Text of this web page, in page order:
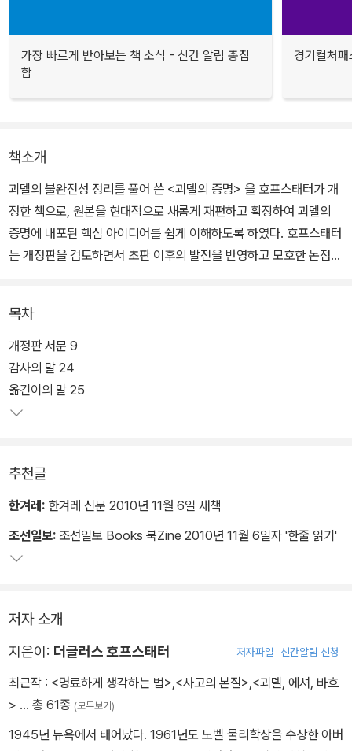
가장 빠르게 받아보는 책 소식 - 신간 알림 총집
합
경기컬처
책소개
괴델의 불완전성 정리를 풀어 쓴 <괴델의 증명> 을 호프스태터가 개
정한 책으로, 원본을 현대적으로 새롭게 재편하고 확장하여 괴델의
증명에 내포된 핵심 아이디어를 쉽게 이해하도록 하였다. 호프스태터
는 개정판을 검토하면서 초판 이후의 발전을 반영하고 모호한 논점을
그는 이 개정판에 서문을 덧붙여 괴델의 업적과 자신의 삶 사이에 얽
힌 독특한 관계와 이 업적이 자신의 학문 활동에 미친 영향을 서술하
며, 괴델의 증명에 담긴 핵심적 내용과 이 증명이 왜 오늘날에도 의미
가 있는지를 설명한다.
목차
개정판 서문 9
감사의 말 24
옮긴이의 말 25
추천글
한겨레: 한겨레 신문 2010년 11월 6일 새책
조선일보: 조선일보 Books 북Zine 2010년 11월 6일자 '한줄 읽기'
저자 소개
지은이: 더글러스 호프스태터 저자파일 신간알림 신청
최근작 : <명료하게 생각하는 법>,<사고의 본질>,<괴델, 에셔, 바흐
> … 총 61종 (모두보기)
1945년 뉴욕에서 태어났다. 1961년도 노벨 물리학상을 수상한 아버